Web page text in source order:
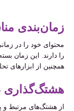
زمان‌بندی
محتوای خود را در
را دارند. این زمان
همچنین از ابزارهای
هشتگ‌گذاری
از هشتگ‌های مرتبط و